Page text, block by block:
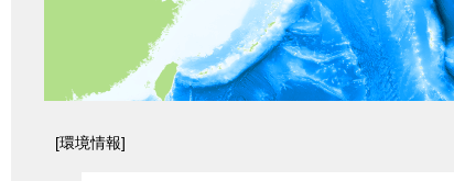
[環境情報]